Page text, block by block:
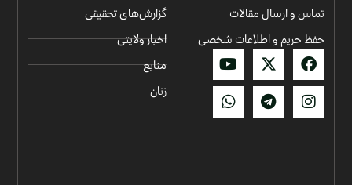
تماس و ارسال مقالات
حفظ حریم و اطلاعات شخصی
گزارش‌های تحقیقی
اخبار ولایتی
منابع
زنان